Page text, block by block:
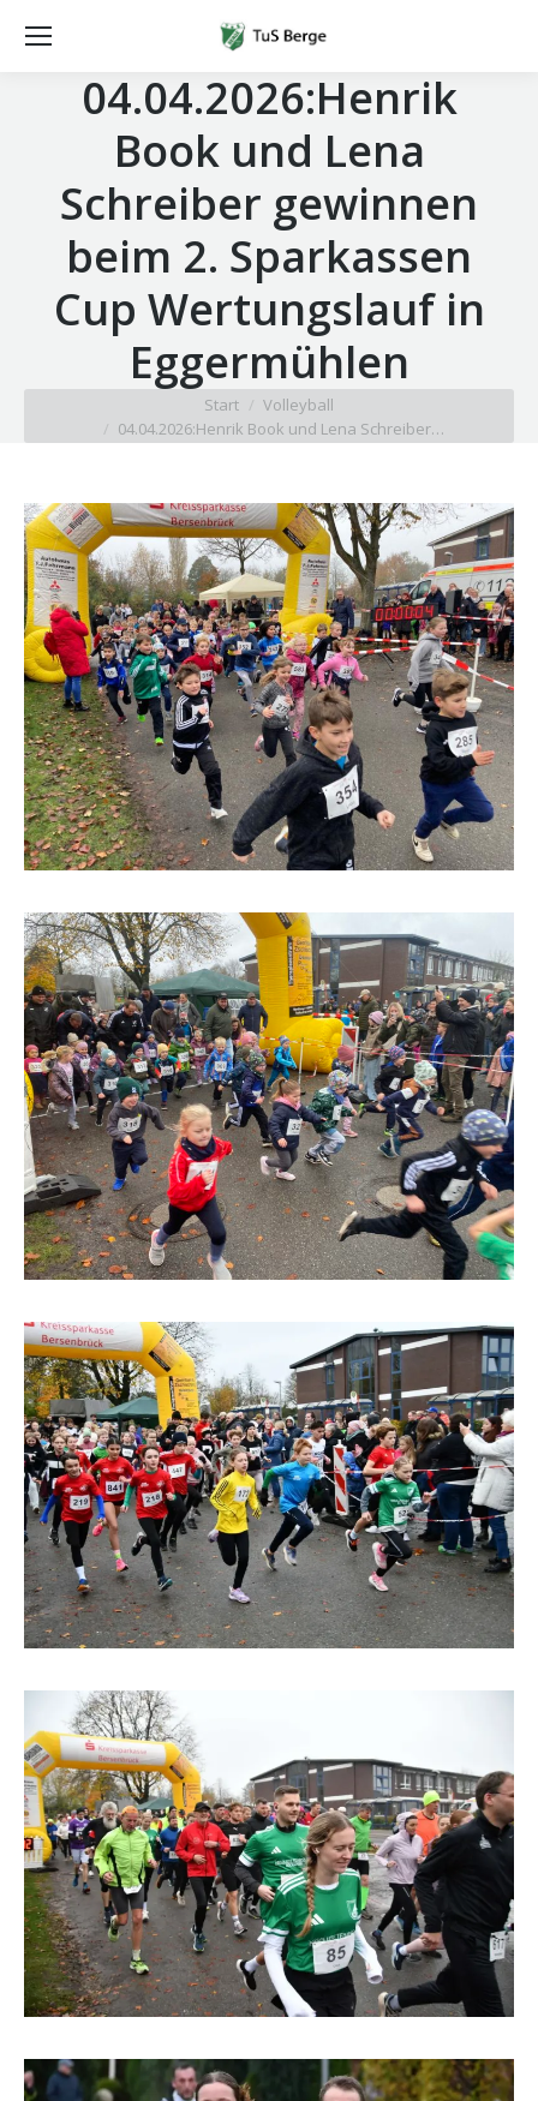
04.04.2026:Henrik
Book und Lena
Schreiber gewinnen
beim 2. Sparkassen
Cup Wertungslauf in
Eggermühlen
Start
Volleyball
04.04.2026:Henrik Book und Lena Schreiber…